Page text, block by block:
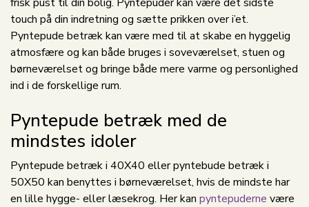
touch på din indretning og sætte prikken over i’et.
Pyntepude betræk kan være med til at skabe en hyggelig
atmosfære og kan både bruges i soveværelset, stuen og
børneværelset og bringe både mere varme og personlighed
ind i de forskellige rum.
Pyntepude betræk med de
mindstes idoler
Pyntepude betræk i 40X40 eller pyntebude betræk i
50X50 kan benyttes i børneværelset, hvis de mindste har
en lille hygge- eller læsekrog. Her kan pyntepuderne være